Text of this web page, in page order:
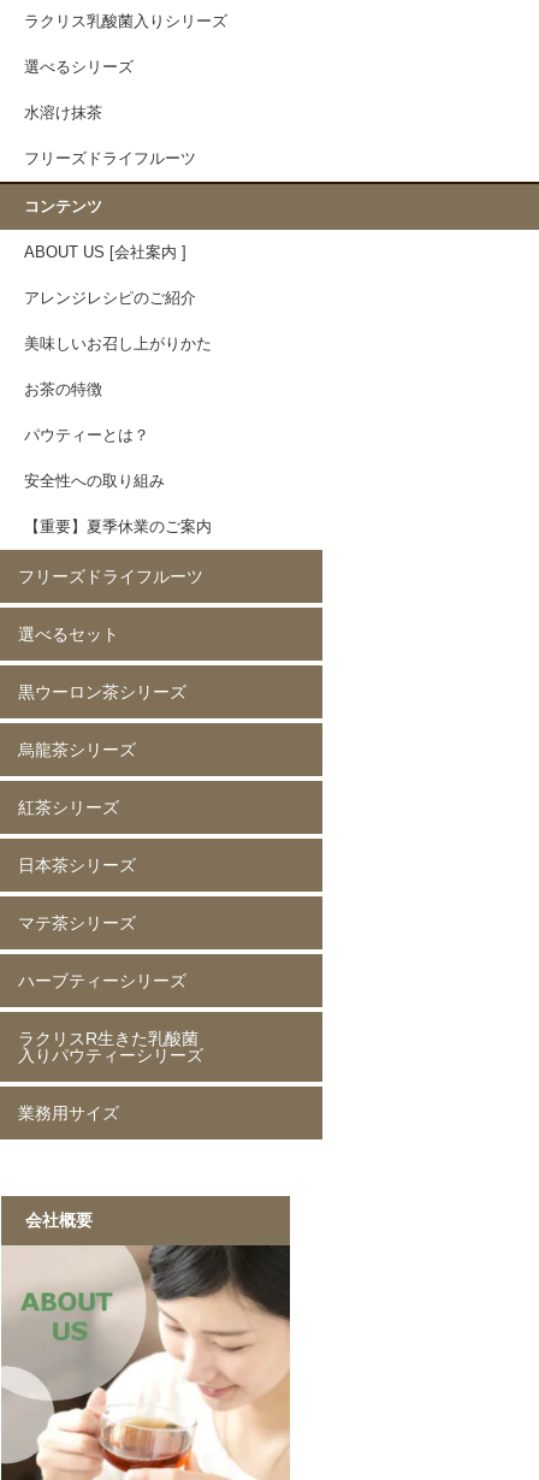
ラクリス乳酸菌入りシリーズ
選べるシリーズ
水溶け抹茶
フリーズドライフルーツ
コンテンツ
ABOUT US [会社案内 ]
アレンジレシピのご紹介
美味しいお召し上がりかた
お茶の特徴
パウティーとは？
安全性への取り組み
【重要】夏季休業のご案内
フリーズドライフルーツ
イチゴ(5mm)60g
イチゴ(5mm)200g
イチゴ(8mm)200g
フレーズホール50g
フレーズホール150g
イチゴスライス
バナナ60g
バナナ200g
マンゴー60g
マンゴー200g
ラズベリー60g
ラズベリー200g
黄桃60g
黄桃200g
コーン200g
選べるセット
選べる 2種類
黒ウーロン茶シリーズ
黒ウーロン茶 80g
黒ウーロン茶 250g
黒ウーロン茶 1kg
ジャスミンが香る
黒ウーロン茶 80g
ジャスミンが香る
黒ウーロン茶 250g
ジャスミンが香る
黒ウーロン茶 1kg
ピーチ黒ウーロン茶 80g
ピーチ黒ウーロン茶 250g
バニラ黒ウーロン茶 80g
アセロラ黒ウーロン茶 80g
烏龍茶シリーズ
烏龍茶 80g
烏龍茶 250g
烏龍茶 1kg
ピーチ烏龍茶 80g
カシス烏龍茶 80g
アップル烏龍茶 80g
マスカット烏龍茶 80g
紅茶シリーズ
ストレート紅茶 無糖 80g
ストレート紅茶 無糖 250g
ストレート紅茶 無糖 1kg
アールグレイ紅茶 80g
アールグレイ紅茶 250g
レモンティー 80g
レモンティー 250g
キャラメルティー 80g
キャラメルティー 250g
アップルティー 80g
アップルティー 250g
トロピカルティー 250g
ストロベリーティー 250g
日本茶シリーズ
緑茶 80g
緑茶 250g
緑茶 1kg
香りほうじ茶 80g
ほうじ茶 250g
香り麦茶 80g
麦茶 250g
香ばしい麦茶 1kg
抹茶入り玄米茶 80g
玄米茶 250g
マテ茶シリーズ
ローストマテ茶 80g
ローストマテ茶 250g
コーヒー風味マテ茶 80g
コーヒー風味マテ茶 250g
ミントマテ茶 80g
ミントマテ茶 250g
オレンジマテ茶 80g
レモンマテ茶 80g
ハーブティーシリーズ
ジャスミン茶 80g
ジャスミン茶 250g
ルイボスティー 50g
ルイボスティー 250g
ラクリスR生きた乳酸菌
入りパウティーシリーズ
ラクリスR生きた乳酸菌入り
緑茶 40g
ラクリスR生きた乳酸菌入り
黒烏龍茶 40g
ラクリスR生きた乳酸菌入り
ジャスミン茶 40g
ラクリスR生きた乳酸菌入り
ルイボスティー 40g
業務用サイズ
黒ウーロン茶 1kg
会社概要